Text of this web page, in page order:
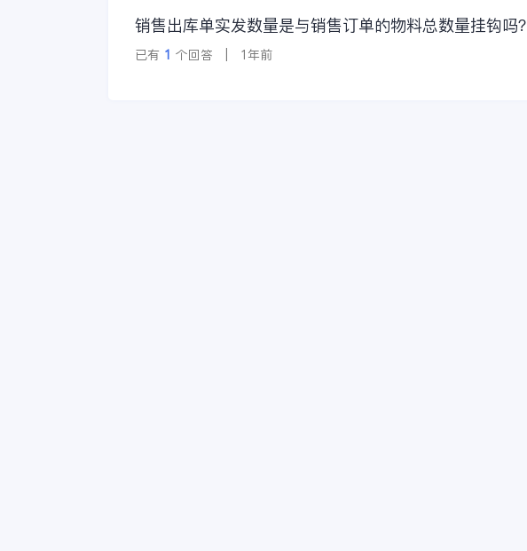
销售出库单实发数量是与销售订单的物料总数量挂钩吗？
已有 1 个回答 | 1年前